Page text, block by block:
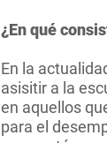
¿En qué
En la
asisitir a la
en aquellos
para el